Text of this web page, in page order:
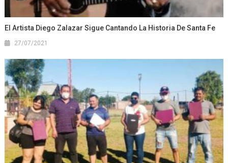
El Artista Diego Zalazar Sigue Cantando La Historia De Santa Fe
27/07/2021